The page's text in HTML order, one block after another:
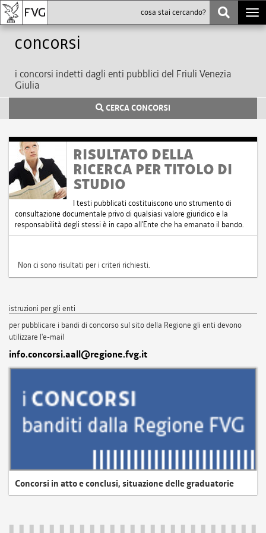
Concorsi
i concorsi indetti dagli enti pubblici del Friuli Venezia
Giulia
CERCA CONCORSI
RISULTATO DELLA
RICERCA PER TITOLO DI
STUDIO
I testi pubblicati costituiscono uno strumento di
consultazione documentale privo di qualsiasi valore giuridico e la
responsabilità degli stessi è in capo all'Ente che ha emanato il bando.
Non ci sono risultati per i criteri richiesti.
istruzioni per gli enti
per pubblicare i bandi di concorso sul sito della Regione gli enti devono
utilizzare l'e-mail
info.concorsi.aall@regione.fvg.it
Concorsi in atto e conclusi, situazione delle graduatorie